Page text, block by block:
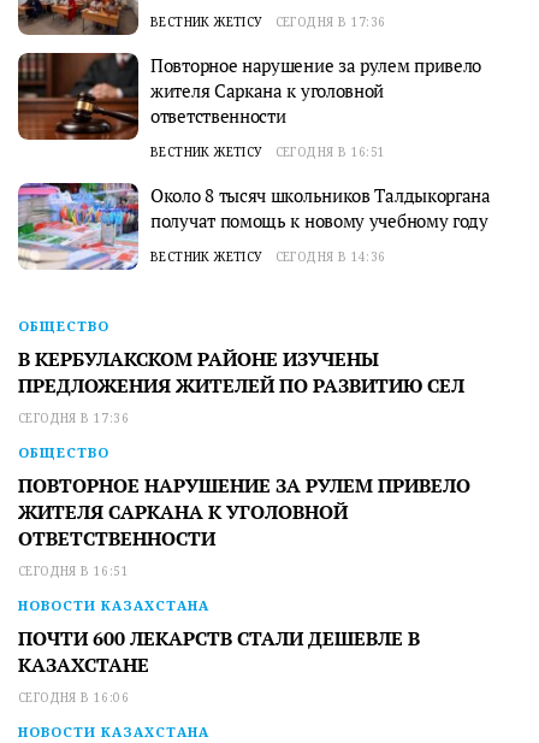
ВЕСТНИК ЖЕТІСУ СЕГОДНЯ В 17:36
Повторное нарушение за рулем привело
жителя Саркана к уголовной
ответственности
ВЕСТНИК ЖЕТІСУ СЕГОДНЯ В 16:51
Около 8 тысяч школьников Талдыкоргана
получат помощь к новому учебному году
ВЕСТНИК ЖЕТІСУ СЕГОДНЯ В 14:36
ОБЩЕСТВО
В КЕРБУЛАКСКОМ РАЙОНЕ ИЗУЧЕНЫ
ПРЕДЛОЖЕНИЯ ЖИТЕЛЕЙ ПО РАЗВИТИЮ СЕЛ
СЕГОДНЯ В 17:36
ОБЩЕСТВО
ПОВТОРНОЕ НАРУШЕНИЕ ЗА РУЛЕМ ПРИВЕЛО
ЖИТЕЛЯ САРКАНА К УГОЛОВНОЙ
ОТВЕТСТВЕННОСТИ
СЕГОДНЯ В 16:51
НОВОСТИ КАЗАХСТАНА
ПОЧТИ 600 ЛЕКАРСТВ СТАЛИ ДЕШЕВЛЕ В
КАЗАХСТАНЕ
СЕГОДНЯ В 16:06
НОВОСТИ КАЗАХСТАНА